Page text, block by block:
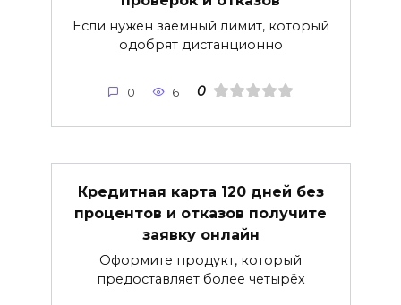
Если нужен заёмный лимит, который
одобрят дистанционно
0 6 0
Кредитная карта 120 дней без
процентов и отказов получите
заявку онлайн
Оформите продукт, который
предоставляет более четырёх